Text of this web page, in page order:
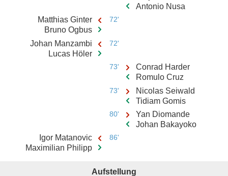
Antonio Nusa
Matthias Ginter
Bruno Ogbus
72'
Johan Manzambi
Lucas Höler
72'
73'
Conrad Harder
Romulo Cruz
73'
Nicolas Seiwald
Tidiam Gomis
80'
Yan Diomande
Johan Bakayoko
Igor Matanovic
Maximilian Philipp
86'
Aufstellung